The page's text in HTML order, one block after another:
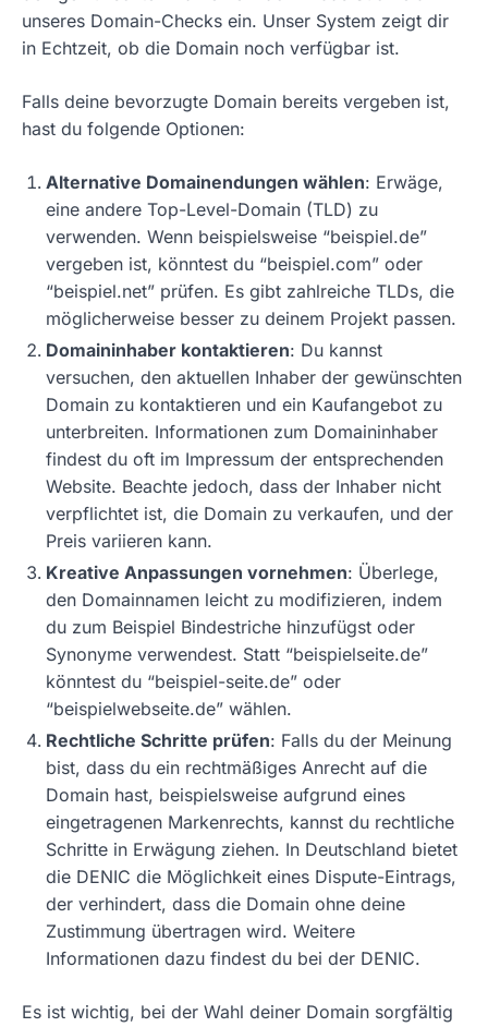
unseres Domain-Checks ein. Unser System zeigt dir
in Echtzeit, ob die Domain noch verfügbar ist.
Falls deine bevorzugte Domain bereits vergeben ist,
hast du folgende Optionen:
Alternative Domainendungen wählen: Erwäge,
eine andere Top-Level-Domain (TLD) zu
verwenden. Wenn beispielsweise “beispiel.de”
vergeben ist, könntest du “beispiel.com” oder
“beispiel.net” prüfen. Es gibt zahlreiche TLDs, die
möglicherweise besser zu deinem Projekt passen.
Domaininhaber kontaktieren: Du kannst
versuchen, den aktuellen Inhaber der gewünschten
Domain zu kontaktieren und ein Kaufangebot zu
unterbreiten. Informationen zum Domaininhaber
findest du oft im Impressum der entsprechenden
Website. Beachte jedoch, dass der Inhaber nicht
verpflichtet ist, die Domain zu verkaufen, und der
Preis variieren kann.
Kreative Anpassungen vornehmen: Überlege,
den Domainnamen leicht zu modifizieren, indem
du zum Beispiel Bindestriche hinzufügst oder
Synonyme verwendest. Statt “beispielseite.de”
könntest du “beispiel-seite.de” oder
“beispielwebseite.de” wählen.
Rechtliche Schritte prüfen: Falls du der Meinung
bist, dass du ein rechtmäßiges Anrecht auf die
Domain hast, beispielsweise aufgrund eines
eingetragenen Markenrechts, kannst du rechtliche
Schritte in Erwägung ziehen. In Deutschland bietet
die DENIC die Möglichkeit eines Dispute-Eintrags,
der verhindert, dass die Domain ohne deine
Zustimmung übertragen wird. Weitere
Informationen dazu findest du bei der DENIC.
Es ist wichtig, bei der Wahl deiner Domain sorgfältig